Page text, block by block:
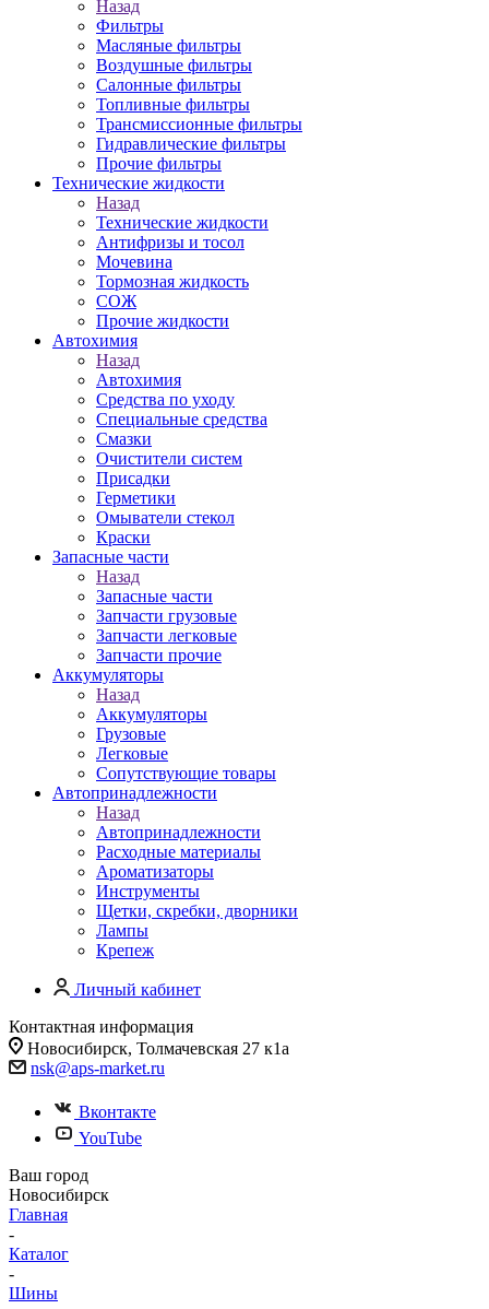
Назад
Фильтры
Масляные фильтры
Воздушные фильтры
Салонные фильтры
Топливные фильтры
Трансмиссионные фильтры
Гидравлические фильтры
Прочие фильтры
Технические жидкости
Назад
Технические жидкости
Антифризы и тосол
Мочевина
Тормозная жидкость
СОЖ
Прочие жидкости
Автохимия
Назад
Автохимия
Средства по уходу
Специальные средства
Смазки
Очистители систем
Присадки
Герметики
Омыватели стекол
Краски
Запасные части
Назад
Запасные части
Запчасти грузовые
Запчасти легковые
Запчасти прочие
Аккумуляторы
Назад
Аккумуляторы
Грузовые
Легковые
Сопутствующие товары
Автопринадлежности
Назад
Автопринадлежности
Расходные материалы
Ароматизаторы
Инструменты
Щетки, скребки, дворники
Лампы
Крепеж
Личный кабинет
Контактная информация
Новосибирск, Толмачевская 27 к1а
nsk@aps-market.ru
Вконтакте
YouTube
Ваш город
Новосибирск
Главная
-
Каталог
-
Шины